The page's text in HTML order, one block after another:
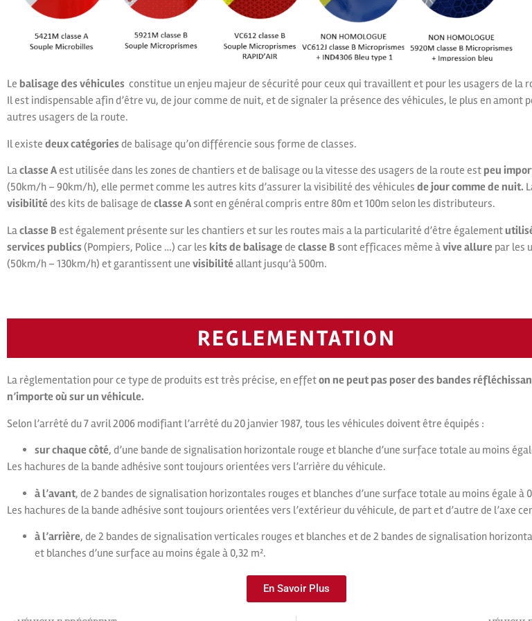
Le balisage des véhicules constitue un enjeu majeur de sécurité pour ceux qui travaillent et pour les usagers de la
Il est indispensable afin d’être vu, de jour comme de nuit, et de signaler la présence des véhicules, le plus en amont
autres usagers de la route.
Il existe deux catégoriesde balisage qu’on différencie sous forme de classes.
Laclasse Aest utilisée dans les zones de chantiers et de balisage ou la vitesse des usagers de la route est peu
(50km/h – 90km/h), elle permet comme les autres kits d’assurer la visibilité des véhicules de jour comme de nuit.
visibilité des kits de balisage de classe Asont en général compris entre 80m et 100m selon les distributeurs.
Laclasse Best également présente sur les chantiers et sur les routes mais a la particularité d’être également
services publics(Pompiers, Police …) car les kits de balisage de classe Bsont efficaces même àvive allure par les
(50km/h – 130km/h) et garantissent une visibilité allant jusqu’à 500m.
REGLEMENTATION
La règlementation pour ce type de produits est très précise, en effeton ne peut pas poser des bandes
n’importe où sur un véhicule.
Selon l’arrêté du 7 avril 2006 modifiant l’arrêté du 20 janvier 1987, tous les véhicules doivent être équipés :
sur chaque côté, d’une bande de signalisation horizontale rouge et blanche d’une surface totale au moins
Les hachures de la bande adhésive sont toujours orientées vers l’arrière du véhicule.
à l’avant, de 2 bandes de signalisation horizontales rouges et blanches d’une surface totale au moins égale à
Les hachures de la bande adhésive sont toujours orientées vers l’extérieur du véhicule, de part et d’autre de l’axe
à l’arrière, de 2 bandes de signalisation verticales rouges et blanches et de 2 bandes de signalisation
et blanches d’une surface au moins égale à 0,32 m².
En Savoir Plus